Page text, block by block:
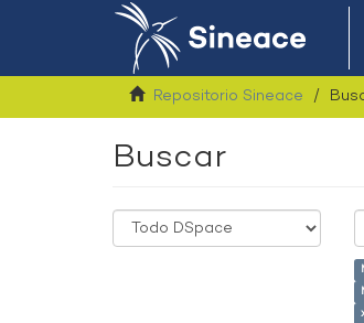
Repositorio Sineace
Buscar